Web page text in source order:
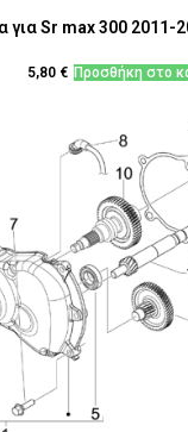
για Sr max 300 2011-
5,80 € Προσθήκη στο